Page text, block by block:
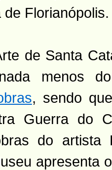
Florianópolis.
de Santa
menos
, sendo
Guerra do
do artista
apresenta